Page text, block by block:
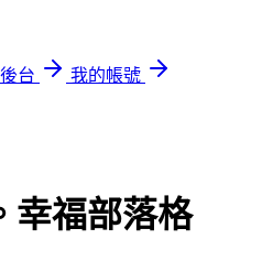
台
我的帳號
幸福部落格